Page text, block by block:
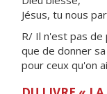
Jésus, tu nous
R/ Il n'est pas de
que de donner
pour ceux qu'on